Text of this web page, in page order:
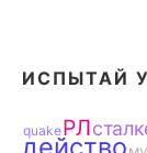
ИСПЫТАЙ
quakeРЛ
действо